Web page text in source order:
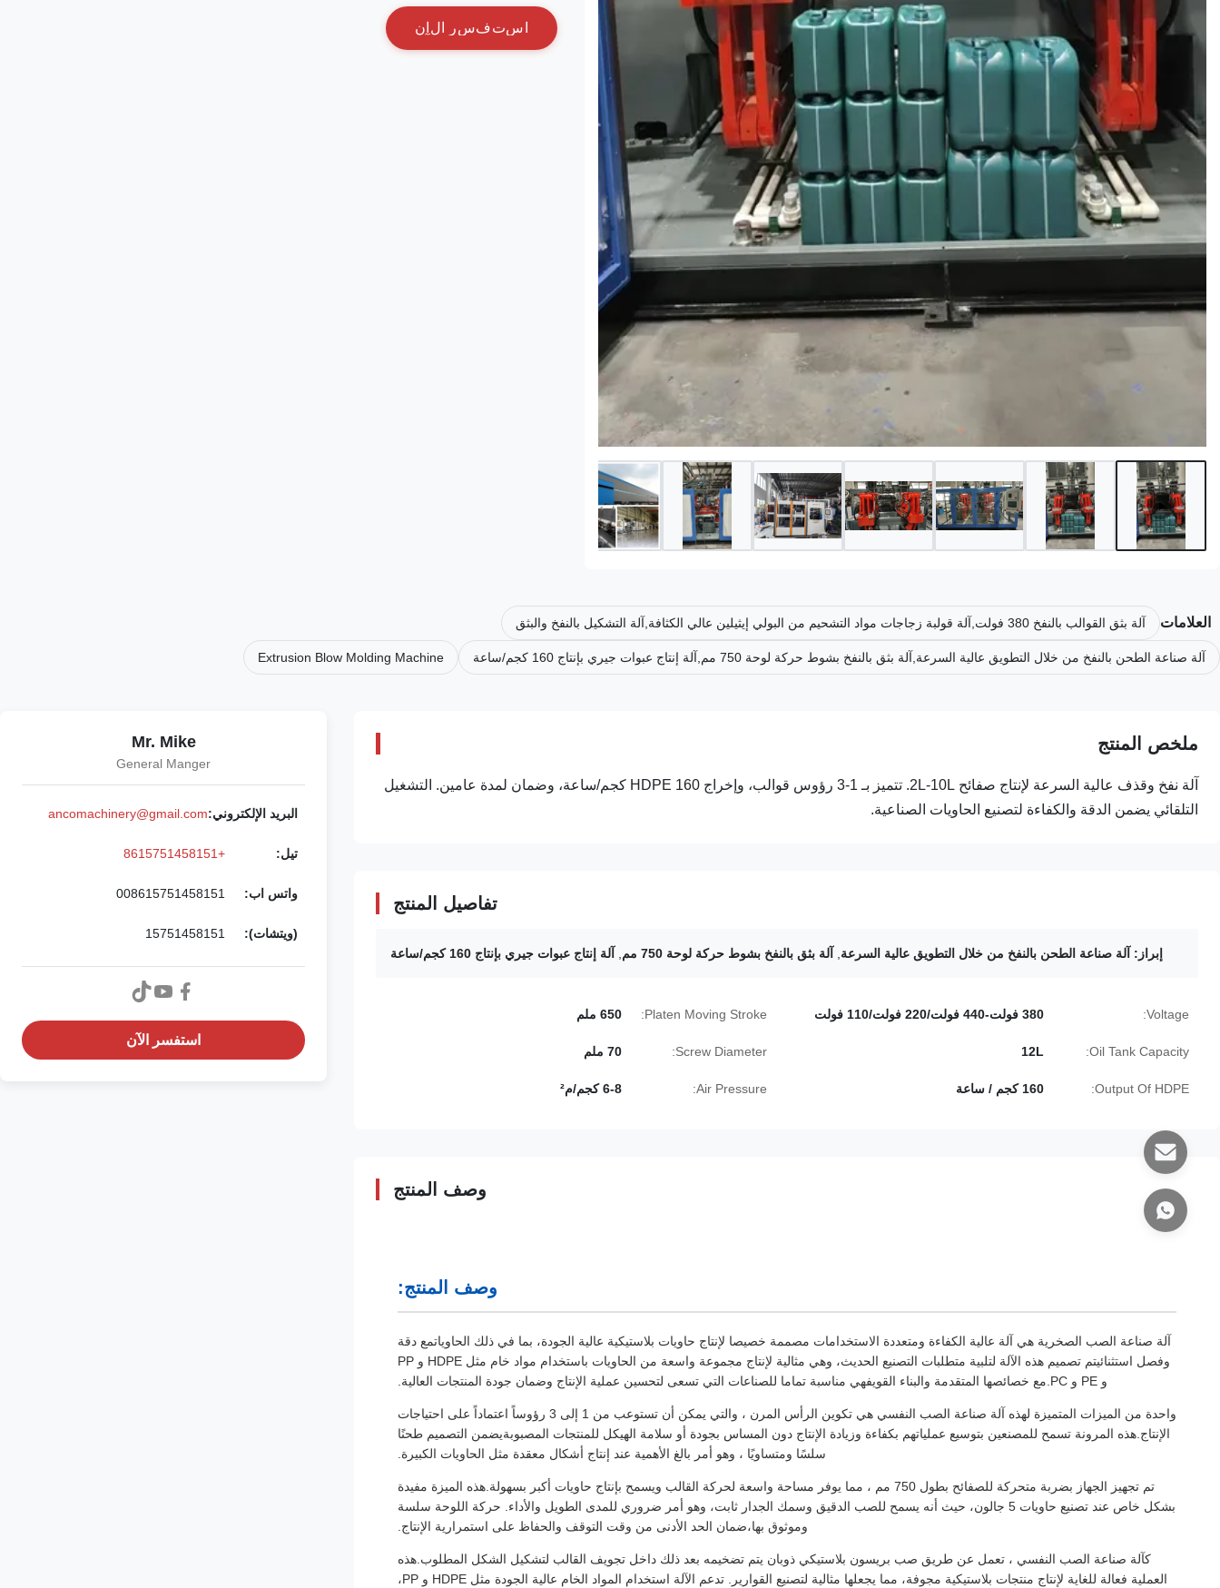
ستفسر ل ن
العلامات آلة بثق القوالب بالنفخ 380 فولت,آلة قولبة زجاجات مواد التشحيم من البولي إيثيلين عالي الكثافة,آلة التشكيل بالنفخ والبثق
آلة صناعة الطحن بالنفخ من خلال التطويق عالية السرعة,آلة بثق بالنفخ بشوط حركة لوحة 750 مم,آلة إنتاج عبوات جيري بإنتاج 160 كجم/ساعة Extrusion Blow Molding Machine
ملخص المنتج
آلة نفخ وقذف عالية السرعة لإنتاج صفائح 2L-10L. تتميز بـ 1-3 رؤوس قوالب، وإخراج HDPE 160 كجم/ساعة، وضمان لمدة عامين. التشغيل
التلقائي يضمن الدقة والكفاءة لتصنيع الحاويات الصناعية.
تفاصيل المنتج
إبراز: آلة صناعة الطحن بالنفخ من خلال التطويق عالية السرعة آلة بثق بالنفخ بشوط حركة لوحة 750 مم آلة إنتاج عبوات جيري بإنتاج 160 كجم/ساعة
Voltage: 380 فولت-440 فولت/220 فولت/110 فولت Platen Moving Stroke: 650 ملم
Oil Tank Capacity:
12L
Screw Diameter: 70 ملم
Output Of HDPE: 160 كجم / ساعة Air Pressure: 6-8 كجم/م²
وصف المنتج
وصف المنتج:
آلة صناعة الصب الصخرية هي آلة عالية الكفاءة ومتعددة الاستخدامات مصممة خصيصا لإنتاج حاويات بلاستيكية عالية الجودة، بما في ذلك الحاوياتمع دقة
وفصل استثنائيتم تصميم هذه الآلة لتلبية متطلبات التصنيع الحديث، وهي مثالية لإنتاج مجموعة واسعة من الحاويات باستخدام مواد خام مثل HDPE و PP
و PE و PC.مع خصائصها المتقدمة والبناء القويفهي مناسبة تماما للصناعات التي تسعى لتحسين عملية الإنتاج وضمان جودة المنتجات العالية.
واحدة من الميزات المتميزة لهذه آلة صناعة الصب النفسي هي تكوين الرأس المرن ، والتي يمكن أن تستوعب من 1 إلى 3 رؤوساً اعتماداً على احتياجات
الإنتاج.هذه المرونة تسمح للمصنعين بتوسيع عملياتهم بكفاءة وزيادة الإنتاج دون المساس بجودة أو سلامة الهيكل للمنتجات المصبوبةيضمن التصميم طحنًا
سلسًا ومتساويًا ، وهو أمر بالغ الأهمية عند إنتاج أشكال معقدة مثل الحاويات الكبيرة.
تم تجهيز الجهاز بضربة متحركة للصفائح بطول 750 مم ، مما يوفر مساحة واسعة لحركة القالب ويسمح بإنتاج حاويات أكبر بسهولة.هذه الميزة مفيدة
بشكل خاص عند تصنيع حاويات 5 جالون، حيث أنه يسمح للصب الدقيق وسمك الجدار ثابت، وهو أمر ضروري للمدى الطويل والأداء. حركة اللوحة سلسة
وموثوق بها،ضمان الحد الأدنى من وقت التوقف والحفاظ على استمرارية الإنتاج.
كآلة صناعة الصب النفسي ، تعمل عن طريق صب بريسون بلاستيكي ذوبان يتم تضخيمه بعد ذلك داخل تجويف القالب لتشكيل الشكل المطلوب.هذه
العملية فعالة للغاية لإنتاج منتجات بلاستيكية مجوفة، مما يجعلها مثالية لتصنيع القوارير. تدعم الآلة استخدام المواد الخام عالية الجودة مثل HDPE و PP،
Mr. Mike
General Manger
البريد الإلكتروني:ancomachinery@gmail.com
تيل: +8615751458151
واتس اب: 008615751458151
(ويتشات): 15751458151
استفسر الآن